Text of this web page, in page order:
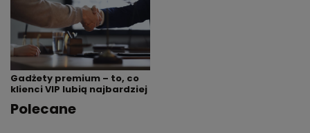
Gadżety premium – to, co
klienci VIP lubią najbardziej
Polecane